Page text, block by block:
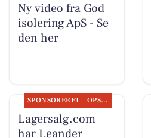
Ny video fra God
isolering ApS - Se
den her
SPONSORERET OPSLAGSTAVLEN
Lagersalg.com
har Leander